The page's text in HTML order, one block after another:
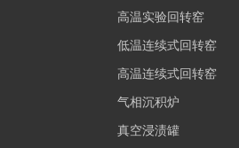
高温实验回转窑
低温连续式回转窑
高温连续式回转窑
气相沉积炉
真空浸渍罐